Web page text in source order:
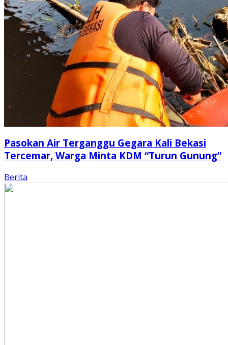
Pasokan Air Terganggu Gegara Kali Bekasi
Tercemar, Warga Minta KDM “Turun Gunung”
Berita